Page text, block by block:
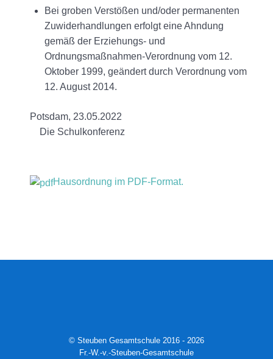
Bei groben Verstößen und/oder permanenten
Zuwiderhandlungen erfolgt eine Ahndung
gemäß der Erziehungs- und
Ordnungsmaßnahmen-Verordnung vom 12.
Oktober 1999, geändert durch Verordnung vom
12. August 2014.
Potsdam, 23.05.2022
Die Schulkonferenz
Hausordnung im PDF-Format.
© Steuben Gesamtschule 2016 - 2026
Fr.-W.-v.-Steuben-Gesamtschule